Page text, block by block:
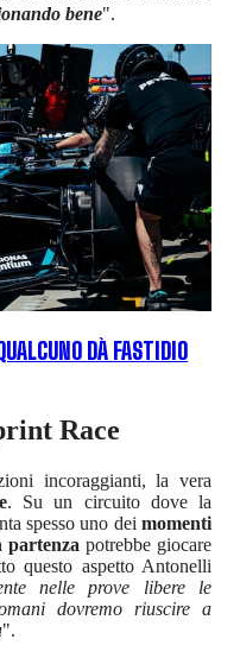
bene".
DÀ FASTIDIO
Race
incoraggianti, la vera
. Su un circuito dove la
spesso uno dei momenti
partenza potrebbe giocare
questo aspetto Antonelli
nelle prove libere le
dovremo riuscire a
".